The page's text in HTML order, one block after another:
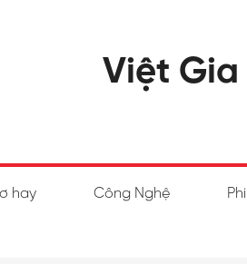
Việt Gia
hay Công Nghệ